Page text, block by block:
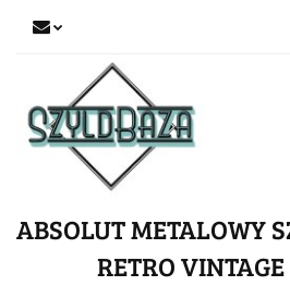
ABSOLUT METALOWY
RETRO